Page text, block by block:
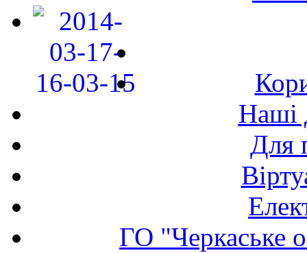
Наші
Для
ГО "Черкаське